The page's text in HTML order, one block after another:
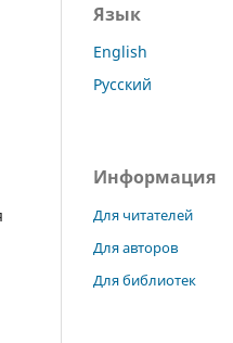
Язык
English
Русский
Информация
Для читателей
Для авторов
Для библиотек